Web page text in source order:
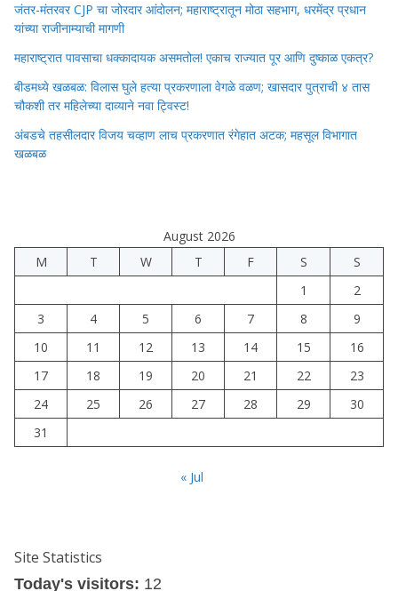
जंतर-मंतरवर CJP चा जोरदार आंदोलन; महाराष्ट्रातून मोठा सहभाग, धरमेंद्र प्रधान
यांच्या राजीनाम्याची मागणी
महाराष्ट्रात पावसाचा धक्कादायक असमतोल! एकाच राज्यात पूर आणि दुष्काळ एकत्र?
बीडमध्ये खळबळ: विलास घुले हत्या प्रकरणाला वेगळे वळण; खासदार पुत्राची ४ तास
चौकशी तर महिलेच्या दाव्याने नवा ट्विस्ट!
अंबडचे तहसीलदार विजय चव्हाण लाच प्रकरणात रंगेहात अटक; महसूल विभागात
खळबळ
August 2026
M
T W T F S
S
1
2
3
4 5 6 7 8
9
10
11 12 13 14 15
16
17
18 19 20 21 22
23
24
25 26 27 28 29
30
31
« Jul
Site Statistics
Today's visitors: 12